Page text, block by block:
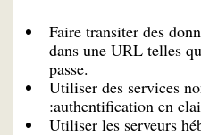
Faire transiter des
dans une URL telles
passe.
Utiliser des services
:authentification en
Utiliser les serveurs